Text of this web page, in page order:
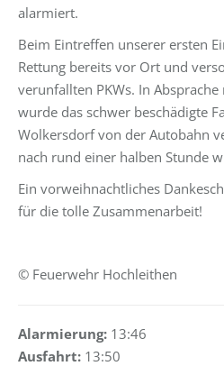
alarmiert.
Beim Eintreffen unserer ersten
Rettung bereits vor Ort und
verunfallten PKWs. In
wurde das schwer beschädigte
Wolkersdorf von der Autobahn
nach rund einer halben Stunde
Ein vorweihnachtliches
für die tolle Zusammenarbeit!
© Feuerwehr Hochleithen
Alarmierung: 13:46
Ausfahrt: 13:50